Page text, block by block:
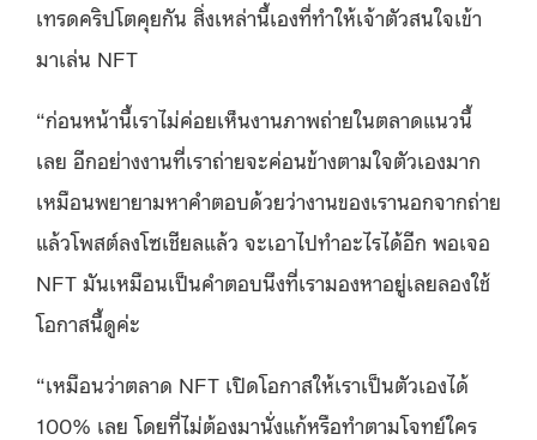
เทรดคริปโตคุยกัน สิ่งเหล่านี้เองที่ทำให้เจ้าตัวสนใจเข้า
มาเล่น NFT
“ก่อนหน้านี้เราไม่ค่อยเห็นงานภาพถ่ายในตลาดแนวนี้
เลย อีกอย่างงานที่เราถ่ายจะค่อนข้างตามใจตัวเองมาก
เหมือนพยายามหาคำตอบด้วยว่างานของเรานอกจากถ่าย
แล้วโพสต์ลงโซเชียลแล้ว จะเอาไปทำอะไรได้อีก พอเจอ
NFT มันเหมือนเป็นคำตอบนึงที่เรามองหาอยู่เลยลองใช้
โอกาสนี้ดูค่ะ
“เหมือนว่าตลาด NFT เปิดโอกาสให้เราเป็นตัวเองได้
100% เลย โดยที่ไม่ต้องมานั่งแก้หรือทำตามโจทย์ใคร